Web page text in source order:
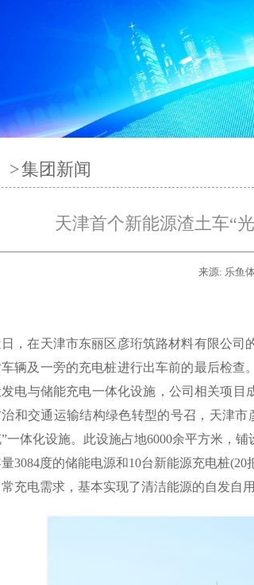
>集团新闻
天津首个新能源渣土车“
来源: 乐鱼
，在天津市东丽区彦珩筑路材料有限公司
车辆及一旁的充电桩进行出车前的最后检查
电与储能充电一体化设施，公司相关项目
治和交通运输结构绿色转型的号召，天津
一体化设施。此设施占地6000余平方米，
3084度的储能电源和10台新能源充电桩
常充电需求，基本实现了清洁能源的自发自